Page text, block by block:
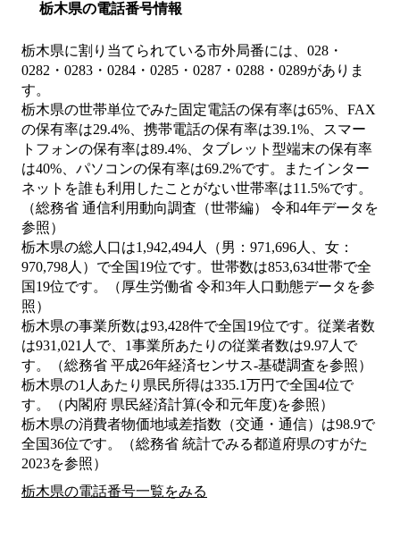
栃木県の電話番号情報
栃木県に割り当てられている市外局番には、028・
0282・0283・0284・0285・0287・0288・0289がありま
す。
栃木県の世帯単位でみた固定電話の保有率は65%、FAX
の保有率は29.4%、携帯電話の保有率は39.1%、スマー
トフォンの保有率は89.4%、タブレット型端末の保有率
は40%、パソコンの保有率は69.2%です。またインター
ネットを誰も利用したことがない世帯率は11.5%です。
（総務省 通信利用動向調査（世帯編） 令和4年データを
参照）
栃木県の総人口は1,942,494人（男：971,696人、女：
970,798人）で全国19位です。世帯数は853,634世帯で全
国19位です。（厚生労働省 令和3年人口動態データを参
照）
栃木県の事業所数は93,428件で全国19位です。従業者数
は931,021人で、1事業所あたりの従業者数は9.97人で
す。（総務省 平成26年経済センサス‐基礎調査を参照）
栃木県の1人あたり県民所得は335.1万円で全国4位で
す。（内閣府 県民経済計算(令和元年度)を参照）
栃木県の消費者物価地域差指数（交通・通信）は98.9で
全国36位です。（総務省 統計でみる都道府県のすがた
2023を参照）
栃木県の電話番号一覧をみる